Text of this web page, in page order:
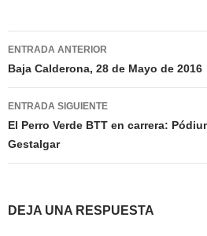
Navegación
de
entradas
ENTRADA ANTERIOR
Baja Calderona, 28 de Mayo de 2016
ENTRADA SIGUIENTE
El Perro Verde BTT en carrera:
Gestalgar
DEJA UNA RESPUESTA